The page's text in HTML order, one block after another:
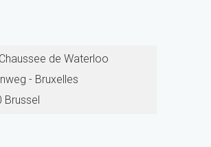
de Waterloo
- Bruxelles
Brussel